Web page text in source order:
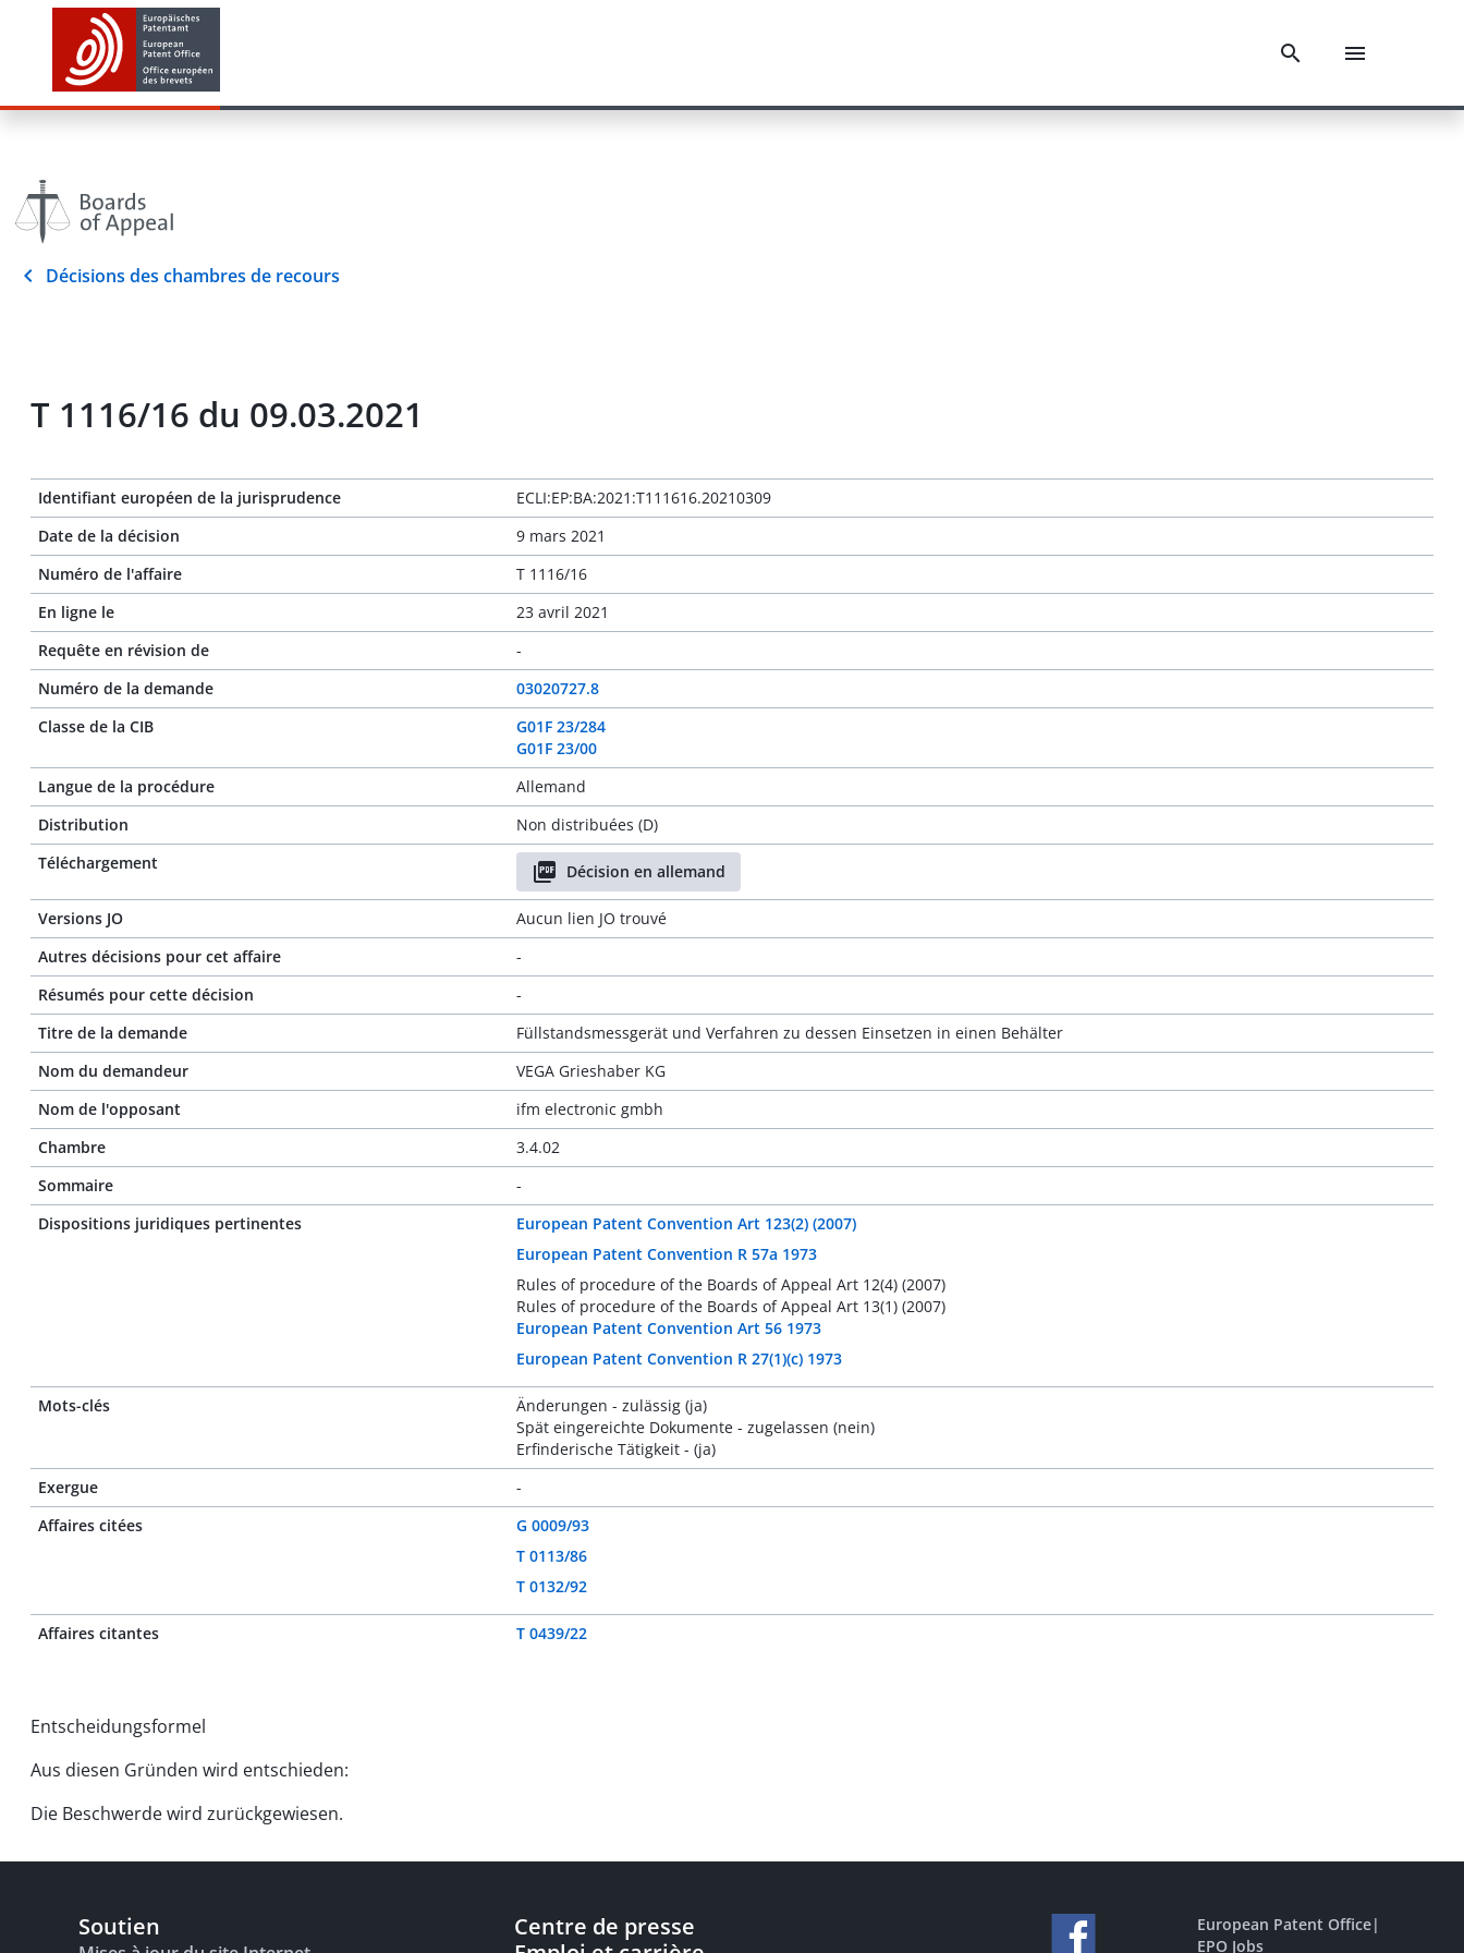
Décisions des chambres de recours
T 1116/16 du 09.03.2021
Identifiant européen de la jurisprudence
ECLI:EP:BA:2021:T111616.20210309
Date de la décision
9 mars 2021
Numéro de l'affaire
T 1116/16
En ligne le
23 avril 2021
Requête en révision de
-
Numéro de la demande
03020727.8
Classe de la CIB
G01F 23/284
G01F 23/00
Langue de la procédure
Allemand
Distribution
Non distribuées (D)
Téléchargement
Décision en allemand
Versions JO
Aucun lien JO trouvé
Autres décisions pour cet affaire
-
Résumés pour cette décision
-
Titre de la demande
Füllstandsmessgerät und Verfahren zu dessen Einsetzen in einen Behälter
Nom du demandeur
VEGA Grieshaber KG
Nom de l'opposant
ifm electronic gmbh
Chambre
3.4.02
Sommaire
-
Dispositions juridiques pertinentes
European Patent Convention Art 123(2) (2007)
European Patent Convention R 57a 1973
Rules of procedure of the Boards of Appeal Art 12(4) (2007)
Rules of procedure of the Boards of Appeal Art 13(1) (2007)
European Patent Convention Art 56 1973
European Patent Convention R 27(1)(c) 1973
Mots-clés
Änderungen - zulässig (ja)
Spät eingereichte Dokumente - zugelassen (nein)
Erfinderische Tätigkeit - (ja)
Exergue
-
Affaires citées
G 0009/93
T 0113/86
T 0132/92
Affaires citantes T 0439/22
Entscheidungsformel
Aus diesen Gründen wird entschieden:
Die Beschwerde wird zurückgewiesen.
Soutien
Centre de presse
European Patent Office|
EPO Jobs